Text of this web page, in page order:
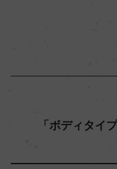
土壌
「ボディタイ